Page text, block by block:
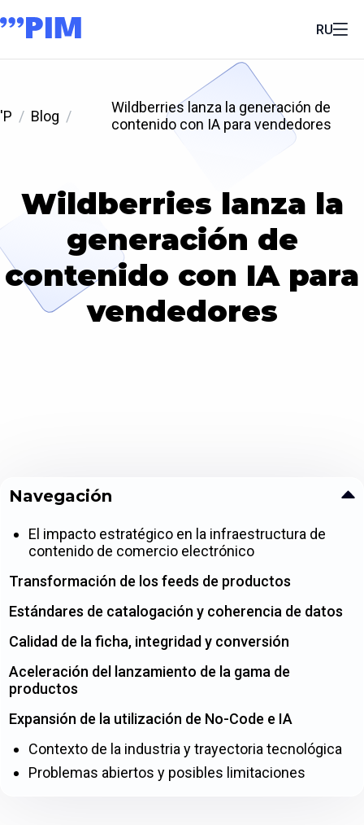
RU
'P Blog
Wildberries lanza la generación de
contenido con IA para vendedores
Wildberries lanza la
generación de
contenido con IA para
vendedores
Navegación
El impacto estratégico en la infraestructura de
contenido de comercio electrónico
Transformación de los feeds de productos
Estándares de catalogación y coherencia de datos
Calidad de la ficha, integridad y conversión
Aceleración del lanzamiento de la gama de
productos
Expansión de la utilización de No-Code e IA
Contexto de la industria y trayectoria tecnológica
Problemas abiertos y posibles limitaciones